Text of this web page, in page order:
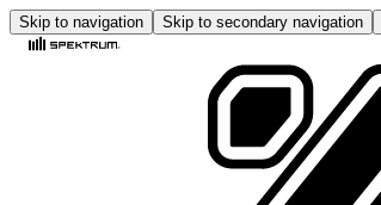
Skip to navigation Skip to secondary navigation